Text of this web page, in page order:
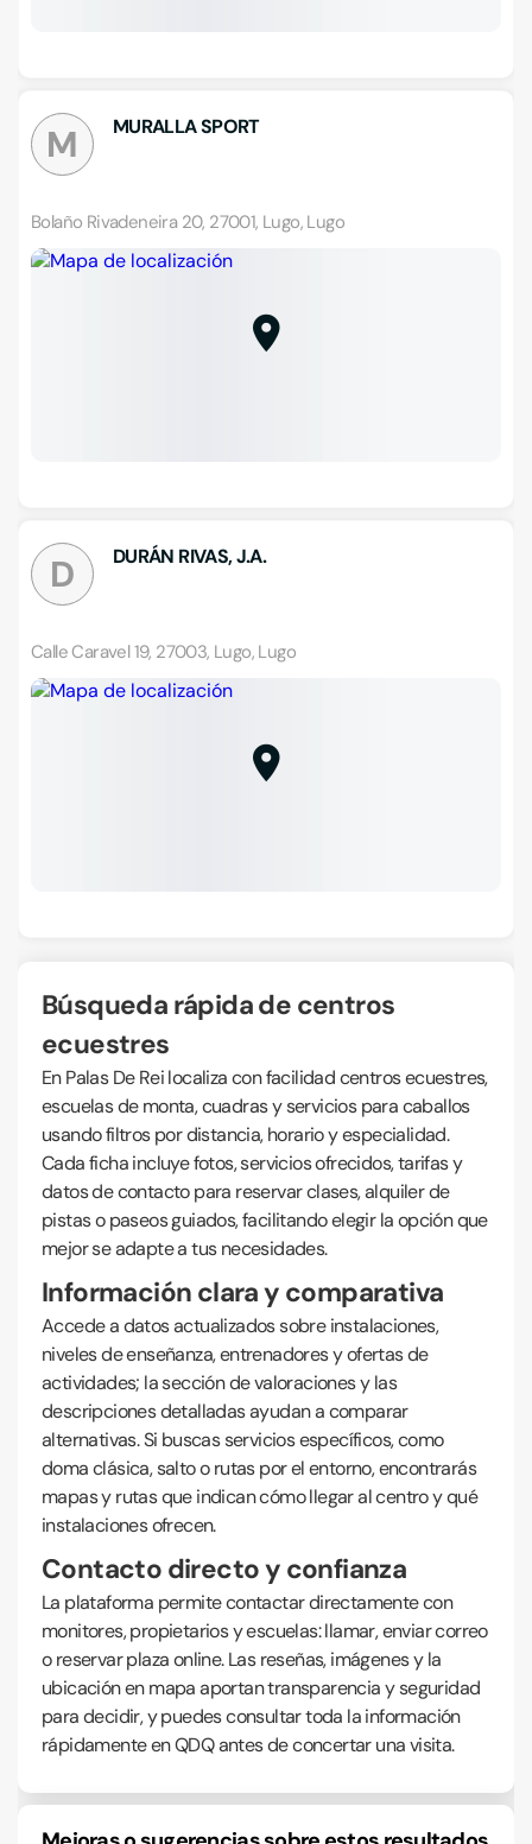
M MURALLA SPORT
Bolaño Rivadeneira 20, 27001, Lugo, Lugo
D DURÁN RIVAS, J.A.
Calle Caravel 19, 27003, Lugo, Lugo
Búsqueda rápida de centros
ecuestres
En Palas De Rei localiza con facilidad centros ecuestres,
escuelas de monta, cuadras y servicios para caballos
usando filtros por distancia, horario y especialidad.
Cada ficha incluye fotos, servicios ofrecidos, tarifas y
datos de contacto para reservar clases, alquiler de
pistas o paseos guiados, facilitando elegir la opción que
mejor se adapte a tus necesidades.
Información clara y comparativa
Accede a datos actualizados sobre instalaciones,
niveles de enseñanza, entrenadores y ofertas de
actividades; la sección de valoraciones y las
descripciones detalladas ayudan a comparar
alternativas. Si buscas servicios específicos, como
doma clásica, salto o rutas por el entorno, encontrarás
mapas y rutas que indican cómo llegar al centro y qué
instalaciones ofrecen.
Contacto directo y confianza
La plataforma permite contactar directamente con
monitores, propietarios y escuelas: llamar, enviar correo
o reservar plaza online. Las reseñas, imágenes y la
ubicación en mapa aportan transparencia y seguridad
para decidir, y puedes consultar toda la información
rápidamente en QDQ antes de concertar una visita.